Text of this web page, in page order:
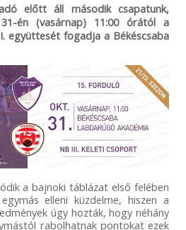
előtt áll második csapatunk,
én (vasárnap) 11:00 órától a
együttesét fogadja a Békéscsaba
a bajnoki táblázat első felében
elleni küzdelme, hiszen a
úgy hozták, hogy néhány
rabolhatnak pontokat ezek